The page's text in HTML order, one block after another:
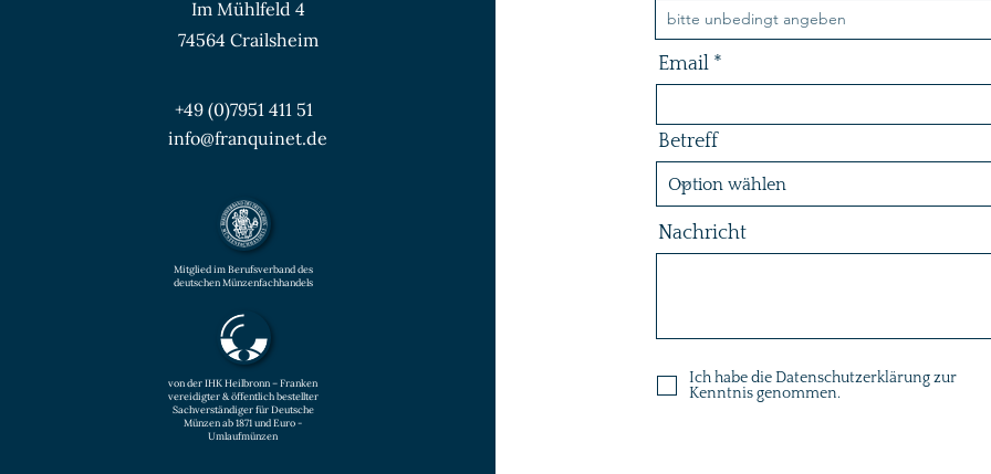
Im Mühlfeld 4
74564 Crailsheim
+49 (0)7951 411 51
info@franquinet.de
Mitglied im Berufsverband des
deutschen Münzenfachhandels
von der IHK Heilbronn – Franken
vereidigter & öffentlich bestellter
Sachverständiger für Deutsche
Münzen ab 1871 und Euro -
Umlaufmünzen
Email
Betreff
Nachricht
Ich habe die Datenschutzerklärung zur
Kenntnis genommen.